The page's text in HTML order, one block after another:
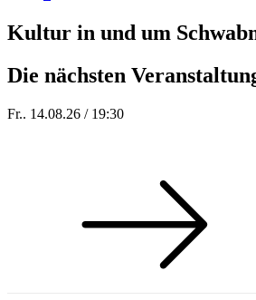
Kultur in und um
Die nächsten
Fr.. 14.08.26 / 19:30